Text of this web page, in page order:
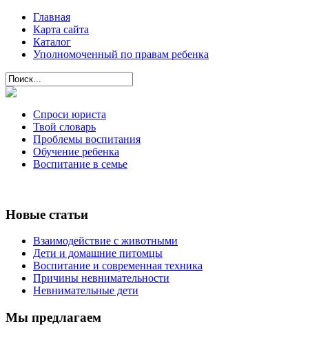
Главная
Карта сайта
Каталог
Уполномоченный по правам ребенка
Спроси юриста
Твой словарь
Проблемы воспитания
Обучение ребенка
Воспитание в семье
Новые статьи
Взаимодействие с животными
Дети и домашние питомцы
Воспитание и современная техника
Причины невнимательности
Невнимательные дети
Мы предлагаем